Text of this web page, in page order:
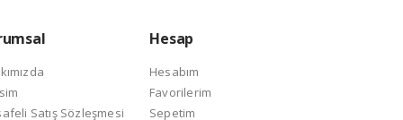
Satış Sözleşmesi
Hesap
Hesabım
Favorilerim
Sepetim